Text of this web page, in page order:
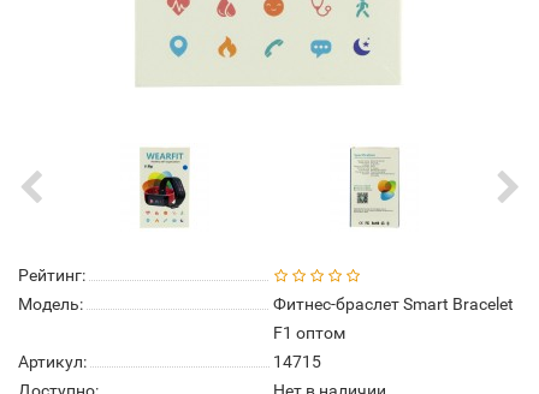
Рейтинг:
Модель:
Фитнес-браслет Smart Bracelet
F1 оптом
Артикул:
14715